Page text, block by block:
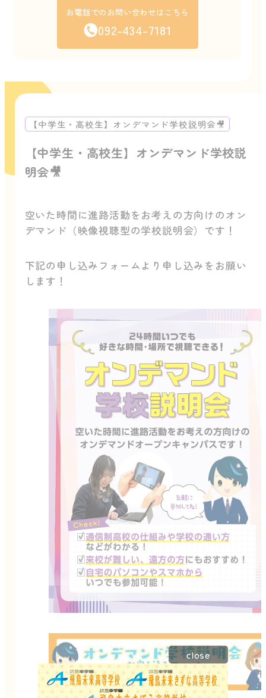
お電話でのお問い合わせはこちら
092-434-7181
【中学生・高校生】オンデマンド学校説
明会🎥
【中学生・高校生】オンデマンド学校説明会🎥
空いた時間に進路活動をお考えの方向けのオン
デマンド（映像視聴型の学校説明会）です！
下記の申し込みフォームより申し込みをお願い
します！
close